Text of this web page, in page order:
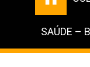
SAÚDE –